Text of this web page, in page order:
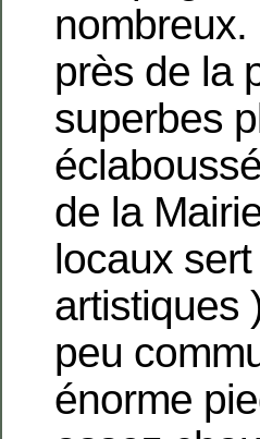
près de la
superbes
de la
locaux
artistiques
peu
énorme